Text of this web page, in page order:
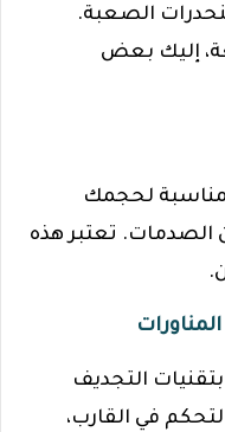
الصعبة.
إليك بعض
لحجمك
الصدمات. تعتبر هذه
التجديف
في القارب،